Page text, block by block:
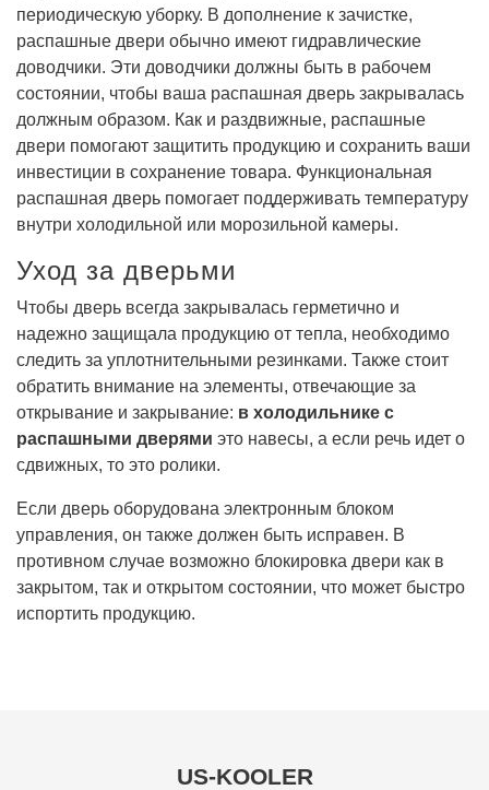
периодическую уборку. В дополнение к зачистке,
распашные двери обычно имеют гидравлические
доводчики. Эти доводчики должны быть в рабочем
состоянии, чтобы ваша распашная дверь закрывалась
должным образом. Как и раздвижные, распашные
двери помогают защитить продукцию и сохранить ваши
инвестиции в сохранение товара. Функциональная
распашная дверь помогает поддерживать температуру
внутри холодильной или морозильной камеры.
Уход за дверьми
Чтобы дверь всегда закрывалась герметично и
надежно защищала продукцию от тепла, необходимо
следить за уплотнительными резинками. Также стоит
обратить внимание на элементы, отвечающие за
открывание и закрывание: в холодильнике с
распашными дверями это навесы, а если речь идет о
сдвижных, то это ролики.
Если дверь оборудована электронным блоком
управления, он также должен быть исправен. В
противном случае возможно блокировка двери как в
закрытом, так и открытом состоянии, что может быстро
испортить продукцию.
US-KOOLER